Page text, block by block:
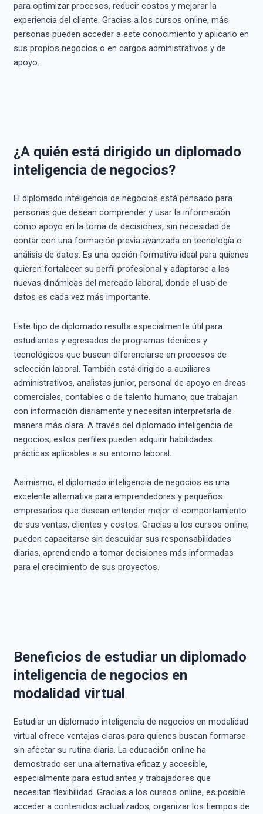
para optimizar procesos, reducir costos y mejorar la
experiencia del cliente. Gracias a los cursos online, más
personas pueden acceder a este conocimiento y aplicarlo en
sus propios negocios o en cargos administrativos y de
apoyo.
¿A quién está dirigido un diplomado
inteligencia de negocios?
El diplomado inteligencia de negocios está pensado para
personas que desean comprender y usar la información
como apoyo en la toma de decisiones, sin necesidad de
contar con una formación previa avanzada en tecnología o
análisis de datos. Es una opción formativa ideal para quienes
quieren fortalecer su perfil profesional y adaptarse a las
nuevas dinámicas del mercado laboral, donde el uso de
datos es cada vez más importante.
Este tipo de diplomado resulta especialmente útil para
estudiantes y egresados de programas técnicos y
tecnológicos que buscan diferenciarse en procesos de
selección laboral. También está dirigido a auxiliares
administrativos, analistas junior, personal de apoyo en áreas
comerciales, contables o de talento humano, que trabajan
con información diariamente y necesitan interpretarla de
manera más clara. A través del diplomado inteligencia de
negocios, estos perfiles pueden adquirir habilidades
prácticas aplicables a su entorno laboral.
Asimismo, el diplomado inteligencia de negocios es una
excelente alternativa para emprendedores y pequeños
empresarios que desean entender mejor el comportamiento
de sus ventas, clientes y costos. Gracias a los cursos online,
pueden capacitarse sin descuidar sus responsabilidades
diarias, aprendiendo a tomar decisiones más informadas
para el crecimiento de sus proyectos.
Beneficios de estudiar un diplomado
inteligencia de negocios en
modalidad virtual
Estudiar un diplomado inteligencia de negocios en modalidad
virtual ofrece ventajas claras para quienes buscan formarse
sin afectar su rutina diaria. La educación online ha
demostrado ser una alternativa eficaz y accesible,
especialmente para estudiantes y trabajadores que
necesitan flexibilidad. Gracias a los cursos online, es posible
acceder a contenidos actualizados, organizar los tiempos de